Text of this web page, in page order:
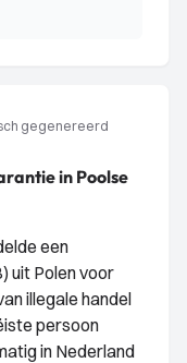
gegenereerd
in Poolse
een
uit Polen voor
illegale handel
persoon
in Nederland